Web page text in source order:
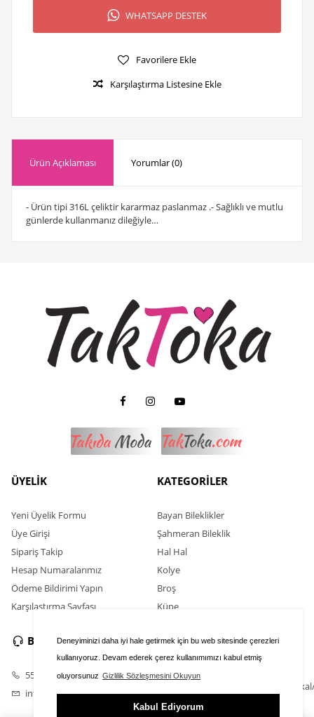
Deneyiminizi daha iyi hale getirmek için bu web sitesinde çerezleri
kullanıyoruz. Devam ederek çerez kullanımımızı kabul etmiş
oluyorsunuz Gizlilik Sözleşmesini Okuyun
Kabul Ediyorum
WHATSAPP DESTEK
Favorilere Ekle
Karşılaştırma Listesine Ekle
Ürün Açıklaması Yorumlar (0)
- Ürün tipi 316L çeliktir kararmaz paslanmaz .- Sağlıklı ve mutlu
günlerde kullanmanız dileğiyle…
ÜYELİK
Yeni Üyelik Formu
Üye Girişi
Sipariş Takip
Hesap Numaralarımız
Ödeme Bildirimi Yapın
Karşılaştırma Sayfası
KATEGORİLER
Bayan Bileklikler
Şahmeran Bileklik
Hal Hal
Kolye
Broş
Küpe
BİZE ULAŞIN
554 352 13 66
info@taktoka.com
SOSYAL MEDYA
https://www.instagram.com/